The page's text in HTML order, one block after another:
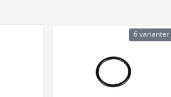
6 varianter